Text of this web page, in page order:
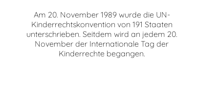
Am 20. November 1989 wurde die UN-
Kinderrechtskonvention von 191 Staaten
unterschrieben. Seitdem wird an jedem 20.
November der Internationale Tag der
Kinderrechte begangen.